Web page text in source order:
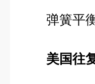
弹簧平
美国往